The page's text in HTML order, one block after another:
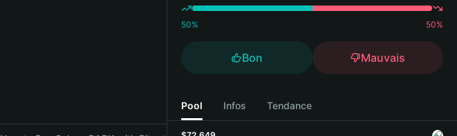
50% 50%
Bon Mauvais
Pool Infos Tendance